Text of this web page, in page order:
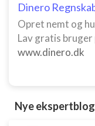
Dinero
Opret nemt og
Lav gratis bruger
www.dinero.dk
Nye